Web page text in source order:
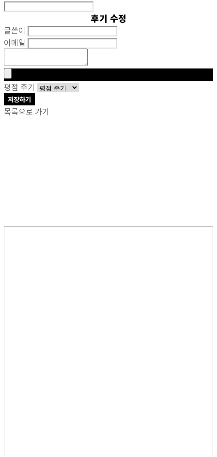
후기 수정
글쓴이
이메일
평점 주기
저장하기
목록으로 가기